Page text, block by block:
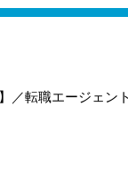
や会計の知識を得ら
階を踏んでステップア
しています。あなた
成しながら少しずつ
以上、全国6拠点で安
ービスで、中小企業
、新規顧問契約のお
対応、給付金のサポ
業に対して認証され
／転職エージェン